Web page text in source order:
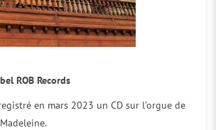
ROB Records
en mars 2023 un CD sur l’orgue de